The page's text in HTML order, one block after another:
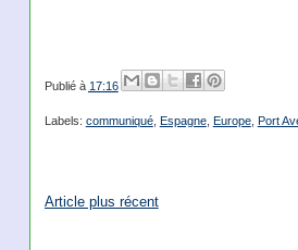
Publié à 17:16
Labels: communiqué, Espagne, Europe, Port
Article plus récent